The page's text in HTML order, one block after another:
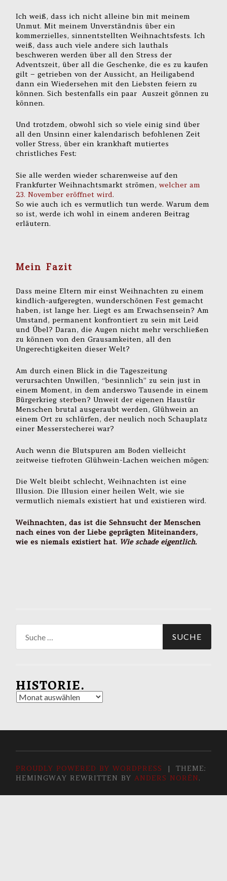
Ich weiß, dass ich nicht alleine bin mit meinem
Unmut. Mit meinem Unverständnis über ein
kommerzielles, sinnentstellten Weihnachtsfests. Ich
weiß, dass auch viele andere sich lauthals
beschweren werden über all den Stress der
Adventszeit, über all die Geschenke, die es zu kaufen
gilt – getrieben von der Aussicht, an Heiligabend
dann ein Wiedersehen mit den Liebsten feiern zu
können. Sich bestenfalls ein paar Auszeit gönnen zu
können.
Und trotzdem, obwohl sich so viele einig sind über
all den Unsinn einer kalendarisch befohlenen Zeit
voller Stress, über ein krankhaft mutiertes
christliches Fest:
Sie alle werden wieder scharenweise auf den
Frankfurter Weihnachtsmarkt strömen,welcher am
23. November eröffnet wird.
So wie auch ich es vermutlich tun werde. Warum dem
so ist, werde ich wohl in einem anderen Beitrag
erläutern.
Mein Fazit
Dass meine Eltern mir einst Weihnachten zu einem
kindlich-aufgeregten, wunderschönen Fest gemacht
haben, ist lange her. Liegt es am Erwachsensein? Am
Umstand, permanent konfrontiert zu sein mit Leid
und Übel? Daran, die Augen nicht mehr verschließen
zu können von den Grausamkeiten, all den
Ungerechtigkeiten dieser Welt?
Am durch einen Blick in die Tageszeitung
verursachten Unwillen, “besinnlich” zu sein just in
einem Moment, in dem anderswo Tausende in einem
Bürgerkrieg sterben? Unweit der eigenen Haustür
Menschen brutal ausgeraubt werden, Glühwein an
einem Ort zu schlürfen, der neulich noch Schauplatz
einer Messerstecherei war?
Auch wenn die Blutspuren am Boden vielleicht
zeitweise tiefroten Glühwein-Lachen weichen mögen:
Die Welt bleibt schlecht, Weihnachten ist eine
Illusion. Die Illusion einer heilen Welt, wie sie
vermutlich niemals existiert hat und existieren wird.
Weihnachten, das ist die Sehnsucht der Menschen
nach eines von der Liebe geprägten Miteinanders,
wie es niemals existiert hat. Wie schade eigentlich.
nach:
HISTORIE.
Historie.
PROUDLY POWERED BY WORDPRESS |
THEME:
HEMINGWAY REWRITTEN BYANDERS NORÉN.